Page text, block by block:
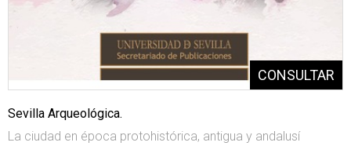
Sevilla Arqueológica.
La ciudad en época protohistórica, antigua y andalusí